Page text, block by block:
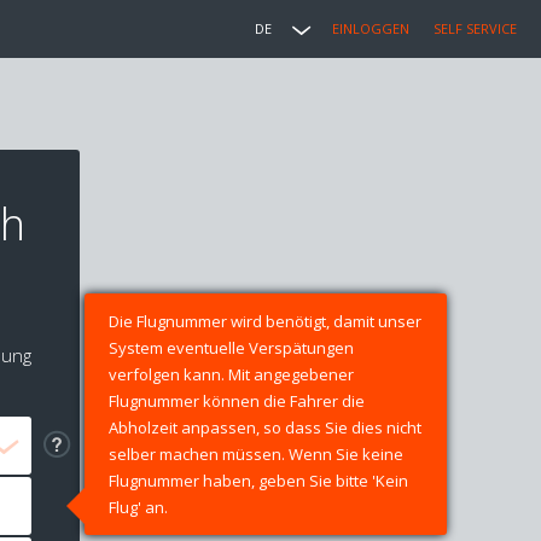
DE EINLOGGEN SELF SERVICE
Die Flugnummer wird benötigt, damit unser
System eventuelle Verspätungen
verfolgen kann. Mit angegebener
Flugnummer können die Fahrer die
Abholzeit anpassen, so dass Sie dies nicht
selber machen müssen. Wenn Sie keine
Flugnummer haben, geben Sie bitte 'Kein
Flug' an.